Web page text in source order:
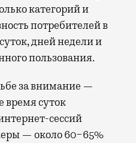
категорий и
потребителей в
дней недели и
пользования.
за внимание —
время суток
сессий
— около 60−65%